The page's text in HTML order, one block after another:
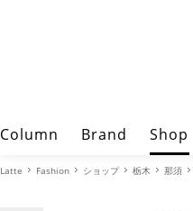
Column Brand Shop
Latte Fashion ショップ 栃木 那須